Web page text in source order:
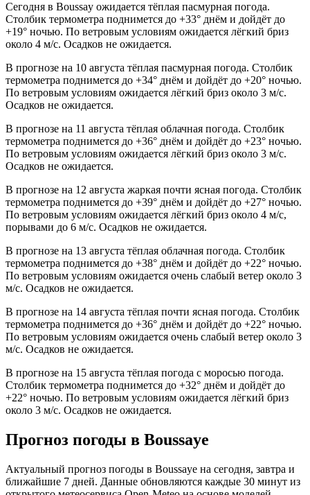
Сегодня в Boussay ожидается тёплая пасмурная погода.
Столбик термометра поднимется до +33° днём и дойдёт до
+19° ночью. По ветровым условиям ожидается лёгкий бриз
около 4 м/с. Осадков не ожидается.
В прогнозе на 10 августа тёплая пасмурная погода. Столбик
термометра поднимется до +34° днём и дойдёт до +20° ночью.
По ветровым условиям ожидается лёгкий бриз около 3 м/с.
Осадков не ожидается.
В прогнозе на 11 августа тёплая облачная погода. Столбик
термометра поднимется до +36° днём и дойдёт до +23° ночью.
По ветровым условиям ожидается лёгкий бриз около 3 м/с.
Осадков не ожидается.
В прогнозе на 12 августа жаркая почти ясная погода. Столбик
термометра поднимется до +39° днём и дойдёт до +27° ночью.
По ветровым условиям ожидается лёгкий бриз около 4 м/с,
порывами до 6 м/с. Осадков не ожидается.
В прогнозе на 13 августа тёплая облачная погода. Столбик
термометра поднимется до +38° днём и дойдёт до +22° ночью.
По ветровым условиям ожидается очень слабый ветер около 3
м/с. Осадков не ожидается.
В прогнозе на 14 августа тёплая почти ясная погода. Столбик
термометра поднимется до +36° днём и дойдёт до +22° ночью.
По ветровым условиям ожидается очень слабый ветер около 3
м/с. Осадков не ожидается.
В прогнозе на 15 августа тёплая погода с моросью погода.
Столбик термометра поднимется до +32° днём и дойдёт до
+22° ночью. По ветровым условиям ожидается лёгкий бриз
около 3 м/с. Осадков не ожидается.
Прогноз погоды в Boussayе
Актуальный прогноз погоды в Boussayе на сегодня, завтра и
ближайшие 7 дней. Данные обновляются каждые 30 минут из